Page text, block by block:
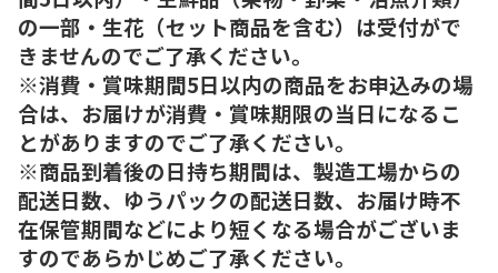
の一部・生花（セット商品を含む）は受付がで
きませんのでご了承ください。
※消費・賞味期間5日以内の商品をお申込みの場
合は、お届けが消費・賞味期限の当日になるこ
とがありますのでご了承ください。
※商品到着後の日持ち期間は、製造工場からの
配送日数、ゆうパックの配送日数、お届け時不
在保管期間などにより短くなる場合がございま
すのであらかじめご了承ください。